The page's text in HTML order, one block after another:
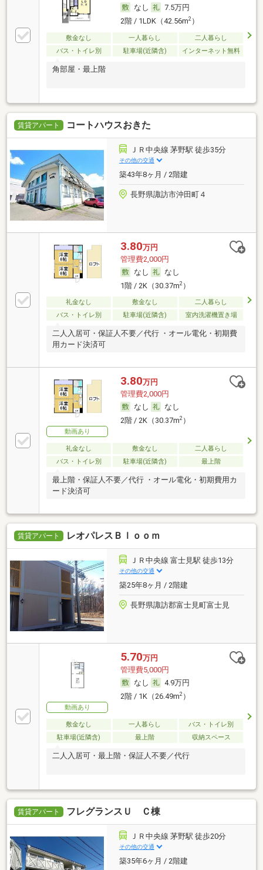
なし
7.5万円
2階 / 1LDK（42.56m2）
敷金なし 一人暮らし
二人暮らし
バス・トイレ別
駐車場(近隣含) インターネット無料
角部屋・最上階
賃貸アパート コートハウスおきた
ＪＲ中央線 茅野駅 徒歩35分
その他の交通
築43年8ヶ月 / 2階建
長野県諏訪市沖田町４
3.80万円
管理費2,000円
なし
なし
1階 / 2K（30.37m2）
礼金なし 敷金なし
二人暮らし
バス・トイレ別
駐車場(近隣含) 室内洗濯機置き場
二人入居可・保証人不要／代行 ・オール電化・初期費
用カード決済可
動画あり
3.80万円
管理費2,000円
なし
なし
2階 / 2K（30.37m2）
礼金なし 敷金なし
二人暮らし
バス・トイレ別
駐車場(近隣含) 最上階
最上階・保証人不要／代行 ・オール電化・初期費用カ
ード決済可
賃貸アパート レオパレスＢｌｏｏｍ
ＪＲ中央線 富士見駅 徒歩13分
その他の交通
築25年8ヶ月 / 2階建
長野県諏訪郡富士見町富士見
動画あり
5.70万円
管理費5,000円
なし
4.9万円
2階 / 1K（26.49m2）
敷金なし 一人暮らし
バス・トイレ別
駐車場(近隣含)
最上階 収納スペース
二人入居可・最上階・保証人不要／代行
賃貸アパート フレグランスＵ Ｃ棟
ＪＲ中央線 茅野駅 徒歩20分
その他の交通
築35年6ヶ月 / 2階建